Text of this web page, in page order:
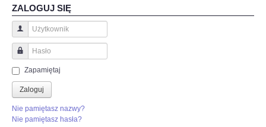
ZALOGUJ SIĘ
Użytkownik
Hasło
Zapamiętaj
Zaloguj
Nie pamiętasz nazwy?
Nie pamiętasz hasła?